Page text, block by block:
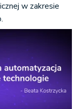
w zakresie